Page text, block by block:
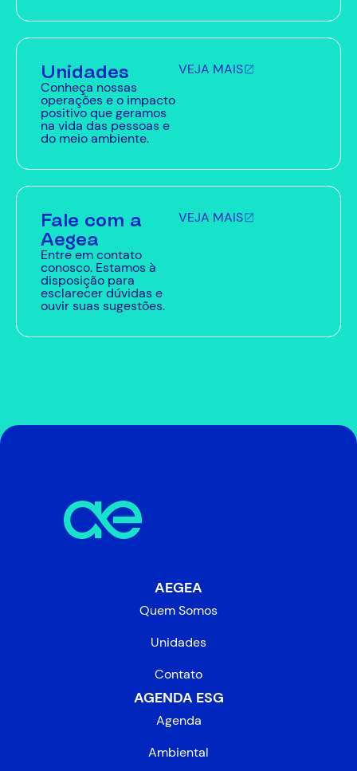
Unidades
Conheça nossas
operações e o impacto
positivo que geramos
na vida das pessoas e
do meio ambiente.
VEJA MAIS
Fale com a
Aegea
Entre em contato
conosco. Estamos à
disposição para
esclarecer dúvidas e
ouvir suas sugestões.
VEJA MAIS
AEGEA
Quem Somos
Unidades
Contato
AGENDA ESG
Agenda
Ambiental